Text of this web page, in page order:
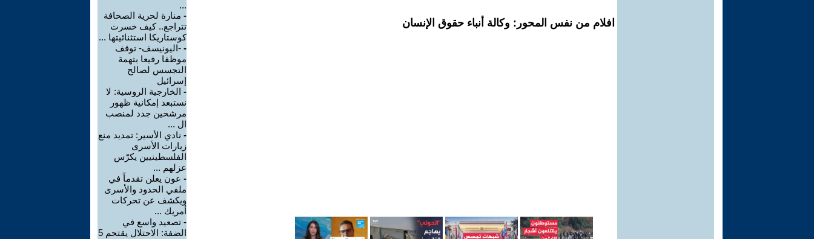
افلام من نفس المحور: وكالة أنباء حقوق الإنسان
...
- منارة لحرية الصحافة
تتراجع.. كيف خسرت
كوستاريكا استثنائيتها ...
- -اليونيسف- توقف
موظفا رفيعا بتهمة
التجسس لصالح
إسرائيل
- الخارجية الروسية: لا
نستبعد إمكانية ظهور
مرشحين جدد لمنصب
ال ...
- نادي الأسير: تمديد منع
زيارات الأسرى
الفلسطينيين يكرّس
عزلهم ...
- عون يعلن تقدماً في
ملفي الحدود والأسرى
ويكشف عن تحركات
أمريك ...
- تصعيد واسع في
الضفة: الاحتلال يقتحم 5